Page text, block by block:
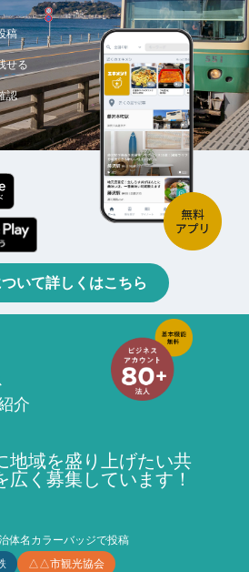
稿
せる
認
いて詳しくはこちら
介
地域を盛り上げたい共
広く募集しています！
体名カラーバッジで投稿
△△市観光協会